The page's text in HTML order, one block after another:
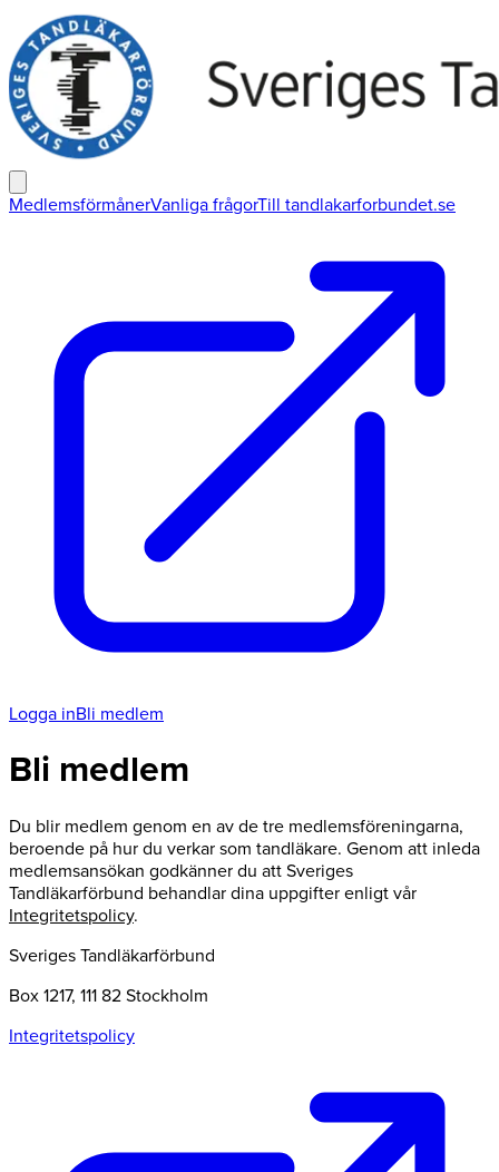
MedlemsförmånerVanliga frågorTill tandlakarforbundet.se
Logga inBli medlem
Bli medlem
Du blir medlem genom en av de tre medlemsföreningarna,
beroende på hur du verkar som tandläkare. Genom att inleda
medlemsansökan godkänner du att Sveriges
Tandläkarförbund behandlar dina uppgifter enligt vår
Integritetspolicy.
Sveriges Tandläkarförbund
Box 1217, 111 82 Stockholm
Integritetspolicy